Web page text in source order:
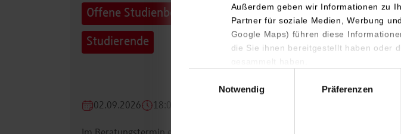
Außerdem geben wir Informationen zu
Partner für soziale Medien, Werbung
Google Maps) führen diese
die Sie ihnen bereitgestellt haben oder
Notwendig
Präferenzen
Offene Studienberatung für
Studierende
02.09.2026 18:00 Uhr
INDIS-
Studierende